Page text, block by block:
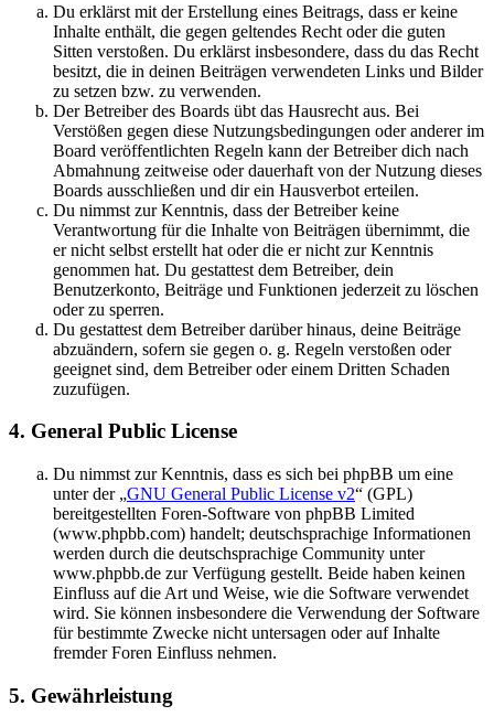
Du erklärst mit der Erstellung eines Beitrags, dass er keine
Inhalte enthält, die gegen geltendes Recht oder die guten
Sitten verstoßen. Du erklärst insbesondere, dass du das Recht
besitzt, die in deinen Beiträgen verwendeten Links und Bilder
zu setzen bzw. zu verwenden.
Der Betreiber des Boards übt das Hausrecht aus. Bei
Verstößen gegen diese Nutzungsbedingungen oder anderer im
Board veröffentlichten Regeln kann der Betreiber dich nach
Abmahnung zeitweise oder dauerhaft von der Nutzung dieses
Boards ausschließen und dir ein Hausverbot erteilen.
Du nimmst zur Kenntnis, dass der Betreiber keine
Verantwortung für die Inhalte von Beiträgen übernimmt, die
er nicht selbst erstellt hat oder die er nicht zur Kenntnis
genommen hat. Du gestattest dem Betreiber, dein
Benutzerkonto, Beiträge und Funktionen jederzeit zu löschen
oder zu sperren.
Du gestattest dem Betreiber darüber hinaus, deine Beiträge
abzuändern, sofern sie gegen o. g. Regeln verstoßen oder
geeignet sind, dem Betreiber oder einem Dritten Schaden
zuzufügen.
4. General Public License
Du nimmst zur Kenntnis, dass es sich bei phpBB um eine
unter der „GNU General Public License v2“ (GPL)
bereitgestellten Foren-Software von phpBB Limited
(www.phpbb.com) handelt; deutschsprachige Informationen
werden durch die deutschsprachige Community unter
www.phpbb.de zur Verfügung gestellt. Beide haben keinen
Einfluss auf die Art und Weise, wie die Software verwendet
wird. Sie können insbesondere die Verwendung der Software
für bestimmte Zwecke nicht untersagen oder auf Inhalte
fremder Foren Einfluss nehmen.
5. Gewährleistung